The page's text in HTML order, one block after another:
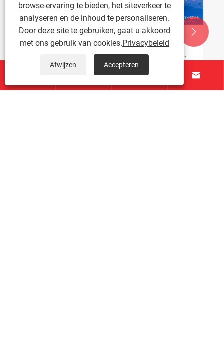
Taichuang Intelligent toont
notentapmachines en digitale taplijnen op
de Shanghai Fastener Expo 2026
 
 
browse-ervaring te bieden, het siteverkeer te
analyseren en de inhoud te personaliseren.
Door deze site te gebruiken, gaat u akkoord
met ons gebruik van cookies.Privacybeleid
Afwijzen Accepteren